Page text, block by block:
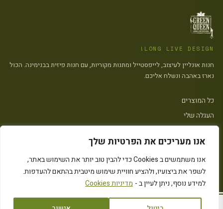
אנו מעריכים את הפרטיות שלך
אנו משתמשים ב Cookies כדי להבין טוב יותר את השימוש באתר,
לשפר את ביצועיו, ולהציע חוויית שימוש מיטבית בהתאם להעדפות.
למידע נוסף, ניתן לעיין ב - מדיניות Cookies
LONG LIVE DESIGN!
חנות אונליין לעיצוב, לייפסטייל ומתנות מקוריות, עם חנות פיזית בבנימינה. הכול
נארז באהבה ונשלח אליכם.
כל המוצרים
העגלה שלי
הצהרת נגישות · מדיניות פרטיות · מדיניות העוגיות (״Cookies״) · תקנון האתר
Instagramהמחירים כוללים מע״מ